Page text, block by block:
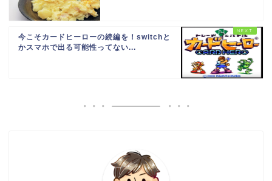
今こそカードヒーローの続編を！switchと
かスマホで出る可能性ってない...